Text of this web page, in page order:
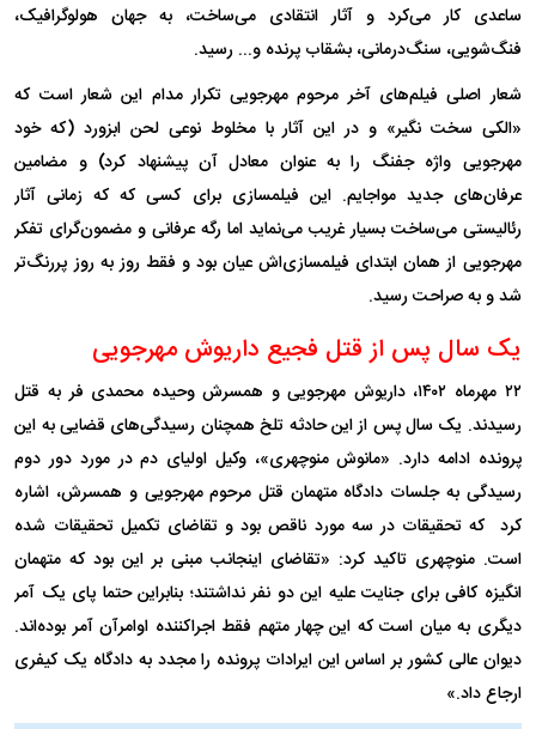
ساعدی کار می‌کرد و آثار انتقادی می‌ساخت، به جهان هولوگرافیک،
فنگ‌شویی، سنگ‌درمانی، بشقاب پرنده و... رسید.
شعار اصلی فیلم‌های آخر مرحوم مهرجویی تکرار مدام این شعار است که
«الکی سخت نگیر» و در این آثار با مخلوط نوعی لحن ابزورد (که خود
مهرجویی واژه جفنگ را به عنوان معادل آن پیشنهاد کرد) و مضامین
عرفان‌های جدید مواجایم. این فیلمسازی برای کسی که که زمانی آثار
رئالیستی می‌ساخت بسیار غریب می‌نماید اما رگه عرفانی و مضمون‌گرای تفکر
مهرجویی از همان ابتدای فیلمسازی‌اش عیان بود و فقط روز به روز پررنگ‌تر
شد و به صراحت رسید.
یک سال پس از قتل فجیع داریوش مهرجویی
۲۲ مهر‌ماه ۱۴۰۲، داریوش مهرجویی و همسرش وحیده محمدی فر به قتل
رسیدند. یک سال پس از این حادثه تلخ همچنان رسیدگی‌های قضایی به این
پرونده ادامه دارد. «مانوش منوچهری»، وکیل اولیای دم در مورد دور دوم
رسیدگی به جلسات دادگاه متهمان قتل مرحوم مهرجویی و همسرش، اشاره
کرد که تحقیقات در سه مورد ناقص بود و تقاضای تکمیل تحقیقات شده
است. منوچهری تاکید کرد: «تقاضای اینجانب مبنی بر این بود که متهمان
انگیزه کافی برای جنایت علیه این دو نفر نداشتند؛ بنابراین حتما پای یک آمر
دیگری به میان است که این چهار متهم فقط اجراکننده اوامرآن آمر بوده‌اند.
دیوان عالی کشور بر اساس این ایرادات پرونده را مجدد به دادگاه یک کیفری
ارجاع داد.»